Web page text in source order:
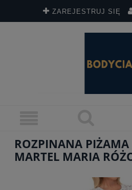
ZAREJESTRUJ SIĘ
ROZPINANA
MARTEL MARIA